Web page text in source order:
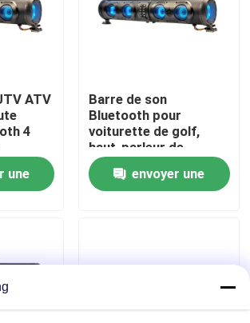
chariot de golf
de chariot de golf
ATV
4
une
Barre de son
Bluetooth pour
voiturette de golf,
haut-parleur de
subwoofer, tweeter,
squawker, USB/Aux,
qualité marine IP66
envoyer une